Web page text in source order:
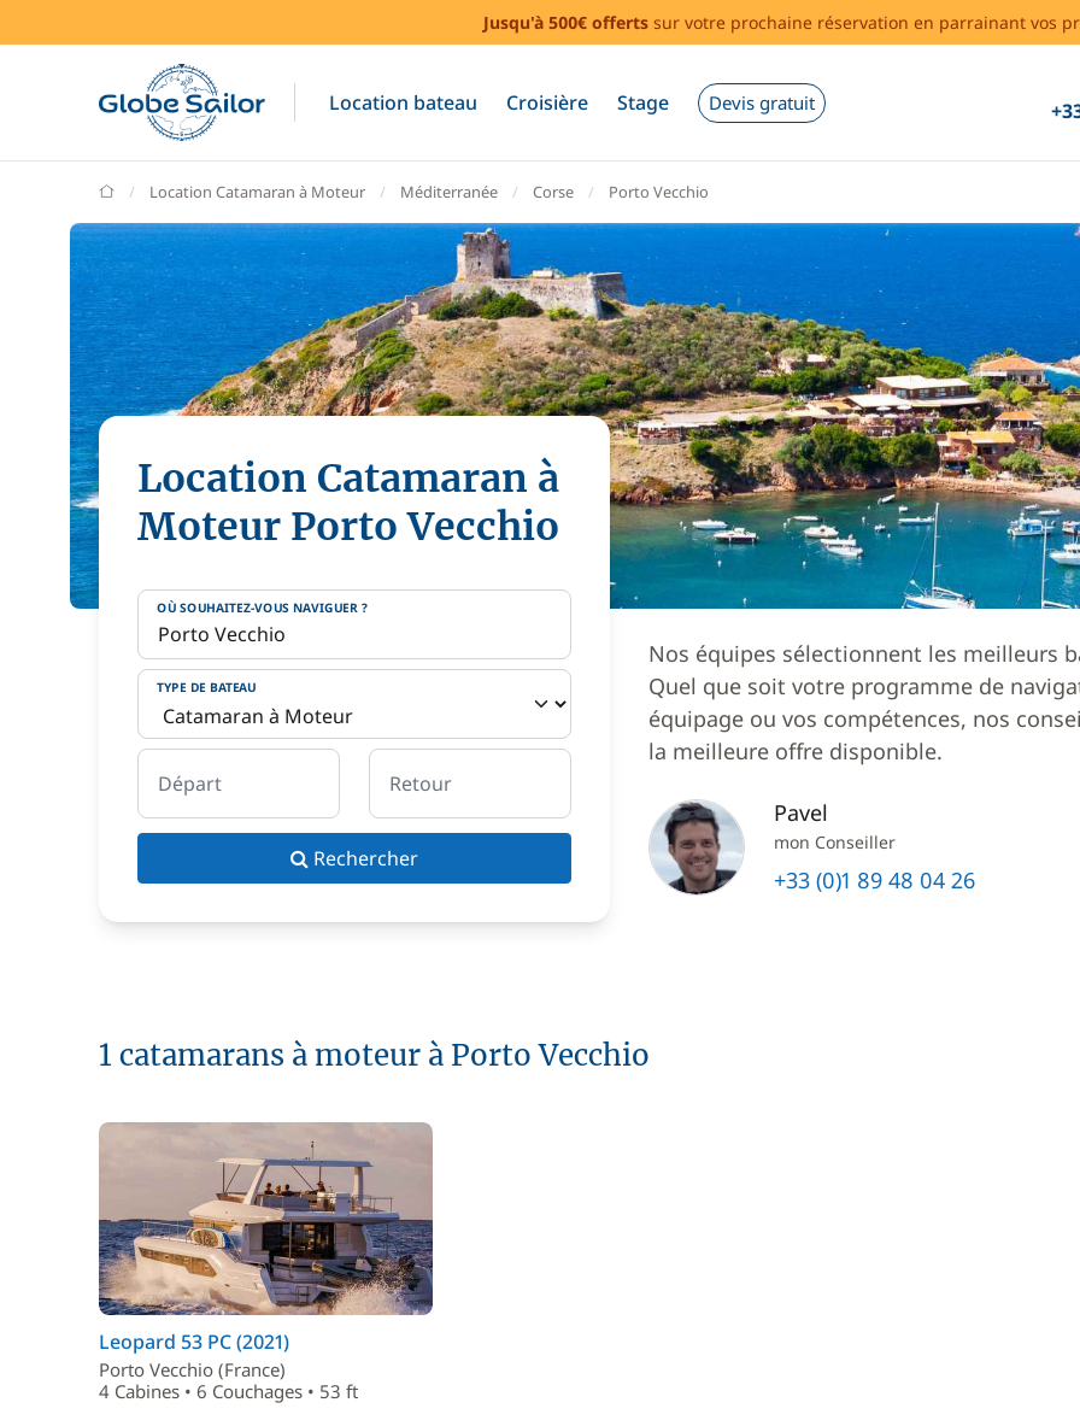
Jusqu'à 500€ offerts sur votre prochaine réservation en parrainant vos
Location bateau Croisière Stage Devis gratuit
GlobeSailor
Location Catamaran à Moteur Méditerranée Corse Porto Vecchio
Location Catamaran à
Moteur Porto Vecchio
OÙ SOUHAITEZ-VOUS NAVIGUER ?
TYPE DE BATEAU
Départ Retour
Rechercher
Nos équipes sélectionnent les meilleurs
Quel que soit votre programme de
équipage ou vos compétences, nos
la meilleure offre disponible.
Pavel
mon Conseiller
+33 (0)1 89 48 04 26
1 catamarans à moteur à Porto Vecchio
Leopard 53 PC (2021)
Porto Vecchio (France)
4 Cabines • 6 Couchages • 53 ft